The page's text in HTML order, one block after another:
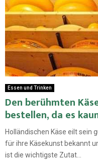
Essen und Trinken
Den berühmten
bestellen, da es
Holländischen Käse eilt sein
für ihre Käsekunst bekannt
ist die wichtigste Zutat...